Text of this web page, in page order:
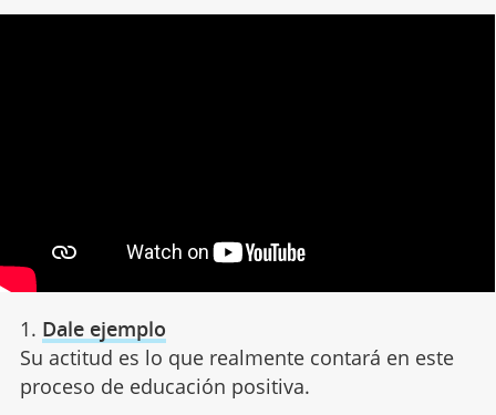
1. Dale ejemplo
Su actitud es lo que realmente contará en este
proceso de educación positiva.